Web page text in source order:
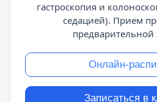
гастроскопия и
седацией). Прием
предварительной
Онлайн-
Записаться в